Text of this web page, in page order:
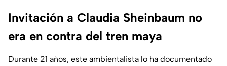
Invitación a Claudia Sheinbaum no
era en contra del tren maya
Durante 21 años, este ambientalista lo ha documentado